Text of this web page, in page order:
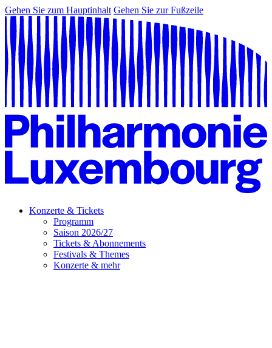
Gehen Sie zum Hauptinhalt Gehen Sie zur Fußzeile
Konzerte & Tickets
Programm
Saison 2026/27
Tickets & Abonnements
Festivals & Themes
Konzerte & mehr